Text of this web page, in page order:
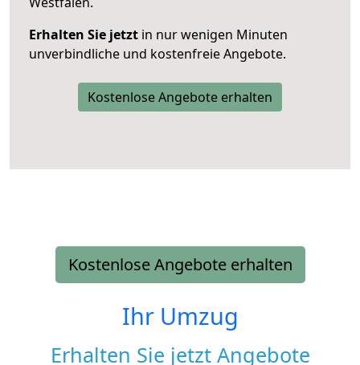
Erhalten Sie jetzt in nur wenigen Minuten
unverbindliche und kostenfreie Angebote.
Kostenlose Angebote erhalten
Kostenlose Angebote erhalten
Ihr Umzug
Erhalten Sie jetzt Angebote